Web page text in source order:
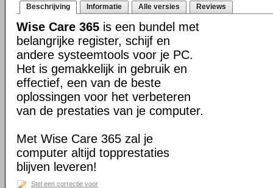
Beschrijving Informatie Alle versies Reviews
Wise Care 365 is een bundel met
belangrijke register, schijf en
andere systeemtools voor je PC.
Het is gemakkelijk in gebruik en
effectief, een van de beste
oplossingen voor het verbeteren
van de prestaties van je computer.
Met Wise Care 365 zal je
computer altijd topprestaties
blijven leveren!
Stel een correctie voor